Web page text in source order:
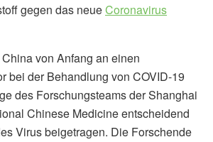
gegen das neueCoronavirus
von Anfang an einen
bei der Behandlung von COVID-19
des Forschungsteams der Shanghai
Chinese Medicine entscheidend
Virus beigetragen. Die Forschende